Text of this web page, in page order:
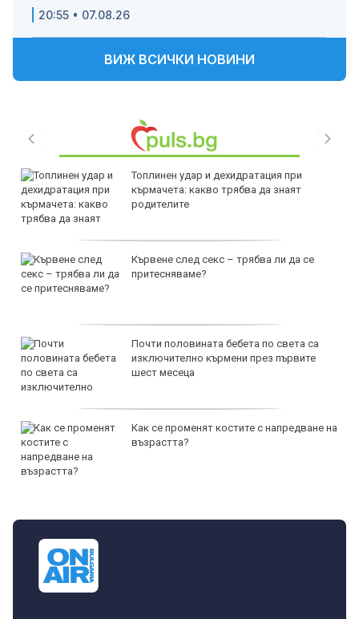
20:55 • 07.08.26
ВИЖ ВСИЧКИ НОВИНИ
Топлинен удар и дехидратация при
кърмачета: какво трябва да знаят
родителите
Кървене след секс – трябва ли да се
притесняваме?
Почти половината бебета по света са
изключително кърмени през първите
шест месеца
Как се променят костите с напредване на
възрастта?